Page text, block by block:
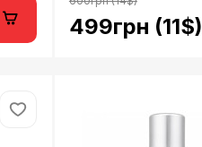
499грн (11$)